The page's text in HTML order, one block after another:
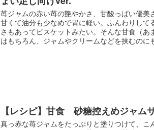
苺ジャムの赤い苺の艶やかさ、甘酸っぱい優美
甘くて油分も少なめで胃に軽い。ふんわりして
さもあってビスケットみたい。そんな甘食（あ
はもちろん、ジャムやクリームなどを挟むのに
【レシピ】甘食 砂糖控えめジャム
真っ赤な苺ジャムをたっぷりと塗りつけて、こ